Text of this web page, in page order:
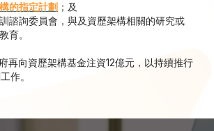
的指定計劃 ；及
諮詢委員會，與及資歷架構相關的研究或
育。
再向資歷架構基金注資12億元，以持續推行
作。